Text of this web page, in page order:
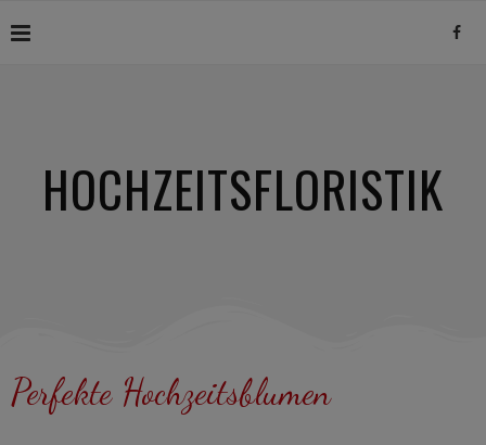
HOCHZEITSFLORISTIK
Perfekte Hochzeitsblumen